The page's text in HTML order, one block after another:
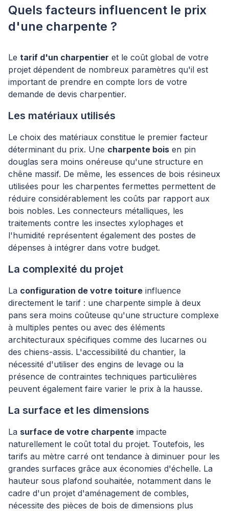
Quels facteurs influencent le prix
d'une charpente ?
Le tarif d'un charpentier et le coût global de votre
projet dépendent de nombreux paramètres qu'il est
important de prendre en compte lors de votre
demande de devis charpentier.
Les matériaux utilisés
Le choix des matériaux constitue le premier facteur
déterminant du prix. Une charpente bois en pin
douglas sera moins onéreuse qu'une structure en
chêne massif. De même, les essences de bois résineux
utilisées pour les charpentes fermettes permettent de
réduire considérablement les coûts par rapport aux
bois nobles. Les connecteurs métalliques, les
traitements contre les insectes xylophages et
l'humidité représentent également des postes de
dépenses à intégrer dans votre budget.
La complexité du projet
La configuration de votre toiture influence
directement le tarif : une charpente simple à deux
pans sera moins coûteuse qu'une structure complexe
à multiples pentes ou avec des éléments
architecturaux spécifiques comme des lucarnes ou
des chiens-assis. L'accessibilité du chantier, la
nécessité d'utiliser des engins de levage ou la
présence de contraintes techniques particulières
peuvent également faire varier le prix à la hausse.
La surface et les dimensions
La surface de votre charpente impacte
naturellement le coût total du projet. Toutefois, les
tarifs au mètre carré ont tendance à diminuer pour les
grandes surfaces grâce aux économies d'échelle. La
hauteur sous plafond souhaitée, notamment dans le
cadre d'un projet d'aménagement de combles,
nécessite des pièces de bois de dimensions plus